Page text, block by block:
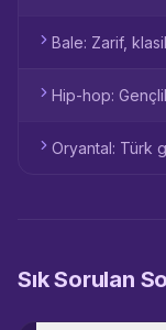
Bale: Zarif,
Hip-hop:
Oryantal: Türk
Sık Sorulan